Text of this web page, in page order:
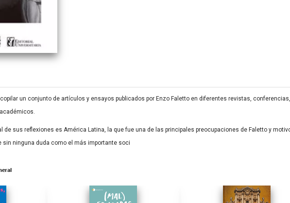
un conjunto de artículos y ensayos publicados por Enzo Faletto en diferentes revistas,
de sus reflexiones es América Latina, la que fue una de las principales preocupaciones de Faletto y
sin ninguna duda como el más importante soci